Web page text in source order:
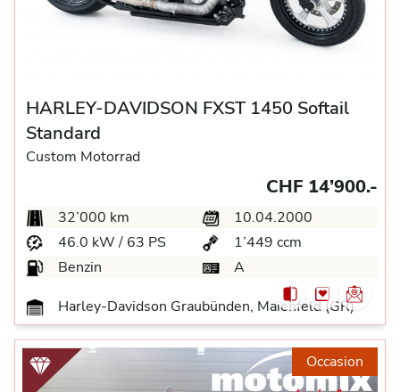
HARLEY-DAVIDSON FXST 1450 Softail
Standard
Custom Motorrad
CHF 14’900.-
32’000 km
10.04.2000
46.0 kW / 63 PS
1’449 ccm
Benzin
A
Harley-Davidson Graubünden, Maienfeld (GR)
Occasion